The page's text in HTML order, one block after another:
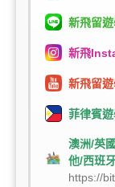
新飛留
新飛
新飛留
菲律賓
澳洲/英
他/西班
https://